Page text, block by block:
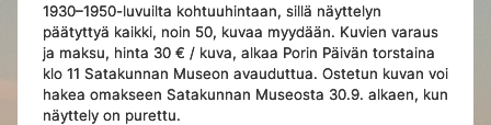
1930–1950-luvuilta kohtuuhintaan, sillä näyttelyn
päätyttyä kaikki, noin 50, kuvaa myydään. Kuvien varaus
ja maksu, hinta 30 € / kuva, alkaa Porin Päivän torstaina
klo 11 Satakunnan Museon avauduttua. Ostetun kuvan voi
hakea omakseen Satakunnan Museosta 30.9. alkaen, kun
näyttely on purettu.